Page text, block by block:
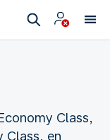
Class,
Class, en